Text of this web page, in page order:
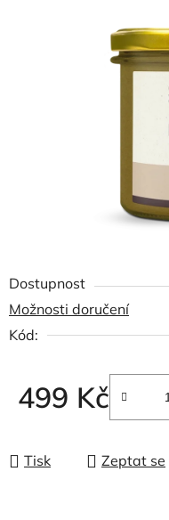
Dostupnost
Možnosti doručení
Kód:
499 Kč
Tisk Zeptat se